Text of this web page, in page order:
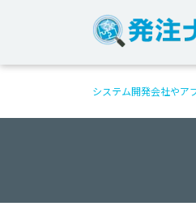
システム開発会社やア